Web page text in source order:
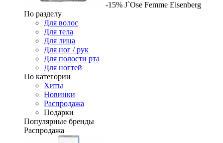
-15% J`Ose Femme Eisenberg
По разделу
Для волос
Для тела
Для лица
Для ног / рук
Для полости рта
Для ногтей
По категории
Хиты
Новинки
Распродажа
Подарки
Популярные бренды
Распродажа